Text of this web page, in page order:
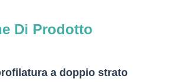
Di Prodotto
a doppio strato